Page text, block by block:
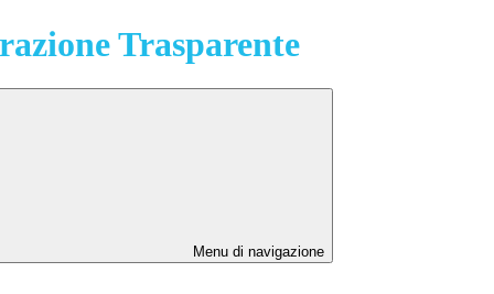
Trasparente
Menu di navigazione